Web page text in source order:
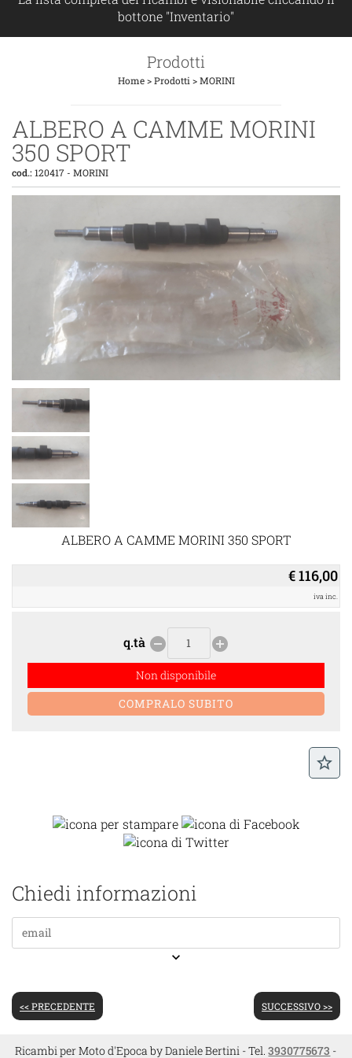
bottone "Inventario"
Prodotti
Home>Prodotti >MORINI
ALBERO A CAMME MORINI
350 SPORT
cod.:120417 - MORINI
ALBERO A CAMME MORINI 350 SPORT
€ 116,00
iva inc.
q.tà remove_circle add_circle
Non disponibile
star_border
Chiedi informazioni
keyboard_arrow_down
<< PRECEDENTE SUCCESSIVO >>
Ricambi per Moto d'Epoca by Daniele Bertini - Tel.3930775673 -